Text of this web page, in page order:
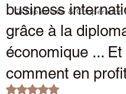
🤝 Diplomatie & Coopération
business
grâce à la
économique ... Et
comment en
Noté NaN étoiles sur 5.